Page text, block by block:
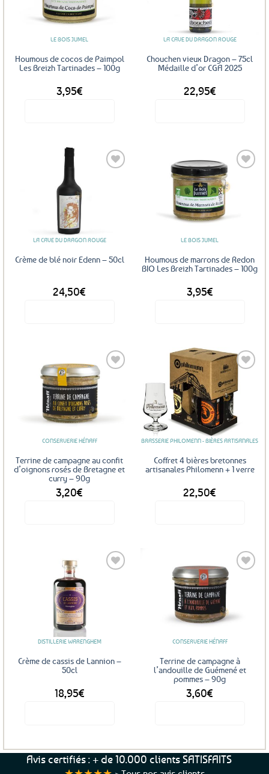
LE BOIS JUMEL
Houmous de cocos de Paimpol
Les Breizh Tartinades – 100g
3,95€
LA CAVE DU DRAGON ROUGE
Chouchen vieux Dragon – 75cl
Médaille d’or CGA 2025
22,95€
LA CAVE DU DRAGON ROUGE
Crème de blé noir Edenn – 50cl
24,50€
LE BOIS JUMEL
Houmous de marrons de Redon
BIO Les Breizh Tartinades – 100g
3,95€
CONSERVERIE HÉNAFF
Terrine de campagne au confit
d’oignons rosés de Bretagne et
curry – 90g
3,20€
Ajouter
favoris
BRASSERIE PHILOMENN - BIÈRES ARTISANALES
Coffret 4 bières bretonnes
artisanales Philomenn + 1 verre
22,50€
DISTILLERIE WARENGHEM
Crème de cassis de Lannion –
50cl
18,95€
CONSERVERIE HÉNAFF
Terrine de campagne à
l’andouille de Guémené et
pommes – 90g
3,60€
Avis certifiés : + de 10.000 clients SATISFAITS